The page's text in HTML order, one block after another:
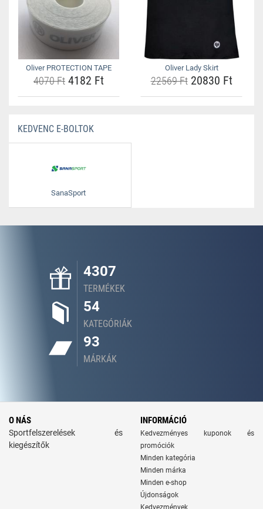
Oliver PROTECTION TAPE
4070 Ft 4182 Ft
Oliver Lady Skirt
22569 Ft20830 Ft
KEDVENC E-BOLTOK
SanaSport
4307
TERMÉKEK
54
KATEGÓRIÁK
93
MÁRKÁK
O NÁS
Sportfelszerelések és
kiegészítők
INFORMÁCIÓ
Kedvezményes kuponok és
promóciók
Minden kategória
Minden márka
Minden e-shop
Újdonságok
Kedvezmények